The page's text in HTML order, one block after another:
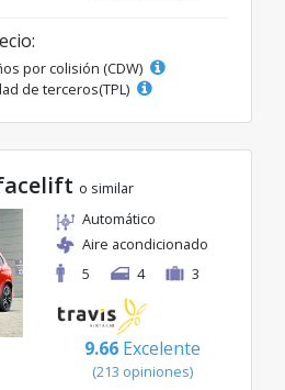
por colisión (CDW)
de terceros(TPL)
o similar
Automático
Aire acondicionado
5
4 3
9.66 Excelente
(213 opiniones)